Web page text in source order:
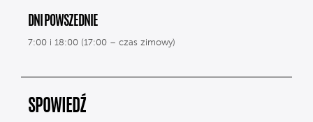
DNI POWSZEDNIE
7:00 i 18:00 (17:00 – czas zimowy)
SPOWIEDŹ